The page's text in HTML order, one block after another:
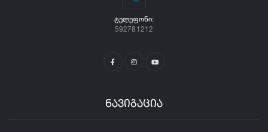
ᲢᲔᲚᲔᲤᲝᲜᲘ:
592781212
ნავიგაცია